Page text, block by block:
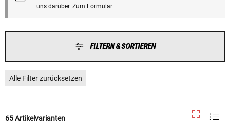
uns darüber. Zum Formular
FILTERN & SORTIEREN
Alle Filter zurücksetzen
65 Artikelvarianten